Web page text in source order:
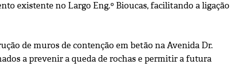
existente no Largo Eng.º Bioucas, facilitando a ligação
de muros de contenção em betão na Avenida Dr.
a prevenir a queda de rochas e permitir a futura